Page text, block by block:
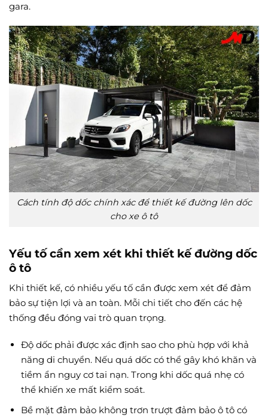
gara.
Cách tính độ dốc chính xác để thiết kế đường lên dốc
cho xe ô tô
Yếu tố cần xem xét khi thiết kế đường dốc
ô tô
Khi thiết kế, có nhiều yếu tố cần được xem xét để đảm
bảo sự tiện lợi và an toàn. Mỗi chi tiết cho đến các hệ
thống đều đóng vai trò quan trọng.
Độ dốc phải được xác định sao cho phù hợp với khả
năng di chuyển. Nếu quá dốc có thể gây khó khăn và
tiềm ẩn nguy cơ tai nạn. Trong khi dốc quá nhẹ có
thể khiến xe mất kiểm soát.
Bề mặt đảm bảo không trơn trượt đảm bảo ô tô có